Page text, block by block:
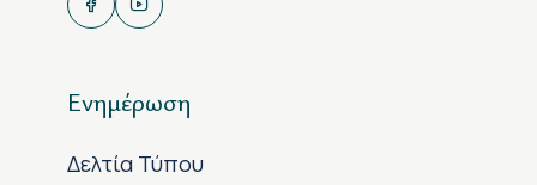
Ενημέρωση
Δελτία Τύπου